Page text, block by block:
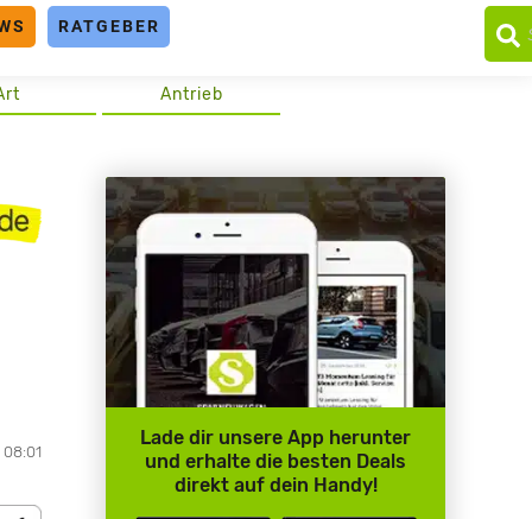
RATGEBER
Antrieb
Lade dir unsere App herunter
und erhalte die besten Deals
direkt auf dein Handy!